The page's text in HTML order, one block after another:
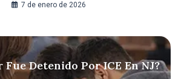
7 de enero de 2026
Fue Detenido Por ICE En NJ?